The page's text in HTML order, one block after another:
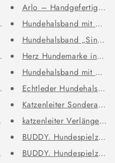
m...
stark re...
Naturkaut...
stark re...
Längen...
Läng...
Nylon Lä...
Nylon Län...
aus ...
mit d...
Arlo – Handgefertigtes
Hundehalsband mit
Hundehalsband „Sina“
Herz Hundemarke
Hundehalsband mit
Echtleder
Katzenleiter
katzenleiter
BUDDY.
BUDDY.